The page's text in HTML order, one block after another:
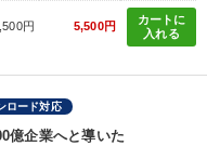
円 5,500円
カートに
入れる
ロード対応
億企業へと導いた